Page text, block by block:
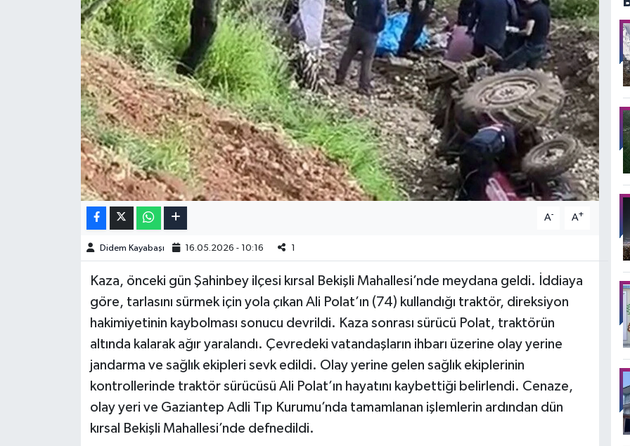
A- A+
Didem Kayabaşı 16.05.2026 - 10:16 1
Kaza, önceki gün Şahinbey ilçesi kırsal Bekişli Mahallesi’nde meydana geldi. İddiaya
göre, tarlasını sürmek için yola çıkan Ali Polat’ın (74) kullandığı traktör, direksiyon
hakimiyetinin kaybolması sonucu devrildi. Kaza sonrası sürücü Polat, traktörün
altında kalarak ağır yaralandı. Çevredeki vatandaşların ihbarı üzerine olay yerine
jandarma ve sağlık ekipleri sevk edildi. Olay yerine gelen sağlık ekiplerinin
kontrollerinde traktör sürücüsü Ali Polat’ın hayatını kaybettiği belirlendi. Cenaze,
olay yeri ve Gaziantep Adli Tıp Kurumu’nda tamamlanan işlemlerin ardından dün
kırsal Bekişli Mahallesi’nde defnedildi.